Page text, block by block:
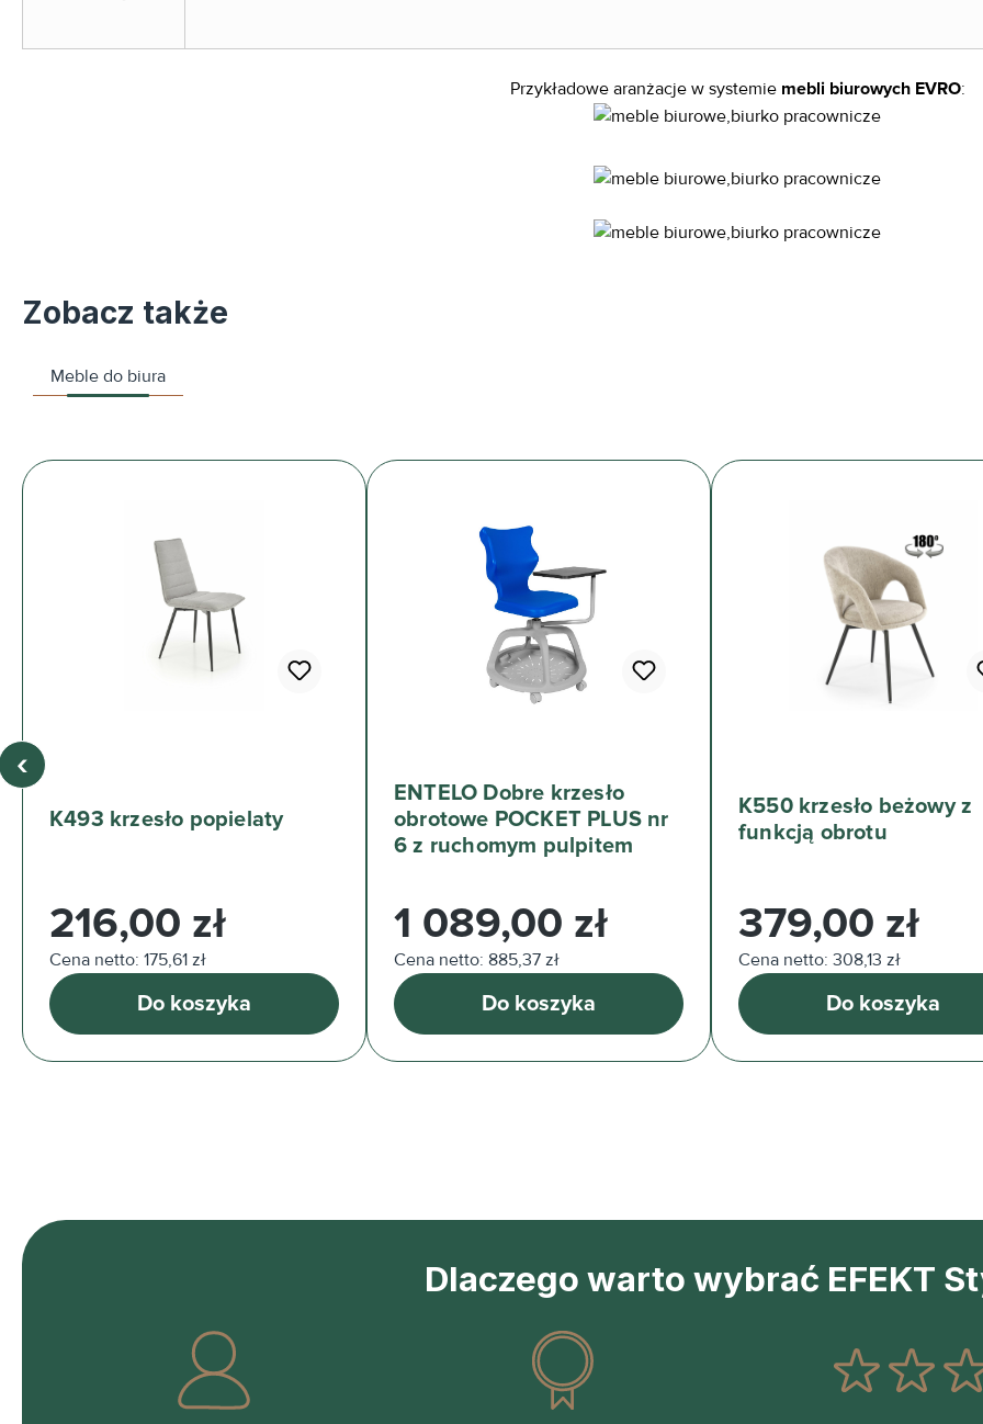
Przykładowe aranżacje w systemie mebli biurowych EVRO:
Zobacz także
Meble do biura
K493 krzesło popielaty
Cena regularna:
216,00 zł
Cena netto: 175,61 zł
Do koszyka
ENTELO Dobre krzesło
obrotowe POCKET PLUS nr
6 z ruchomym pulpitem
Cena regularna:
1 089,00 zł
Cena netto: 885,37 zł
Do koszyka
K550 krzesło beżowy z
funkcją obrotu
Cena regularna:
379,00 zł
Cena netto: 308,13 zł
Do koszyka
‹
Dlaczego warto wybrać EFEKT